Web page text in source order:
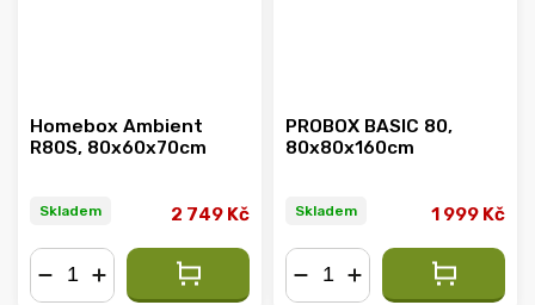
Homebox Ambient
R80S, 80x60x70cm
Skladem 2 749 Kč
PROBOX BASIC 80,
80x80x160cm
Skladem 1 999 Kč